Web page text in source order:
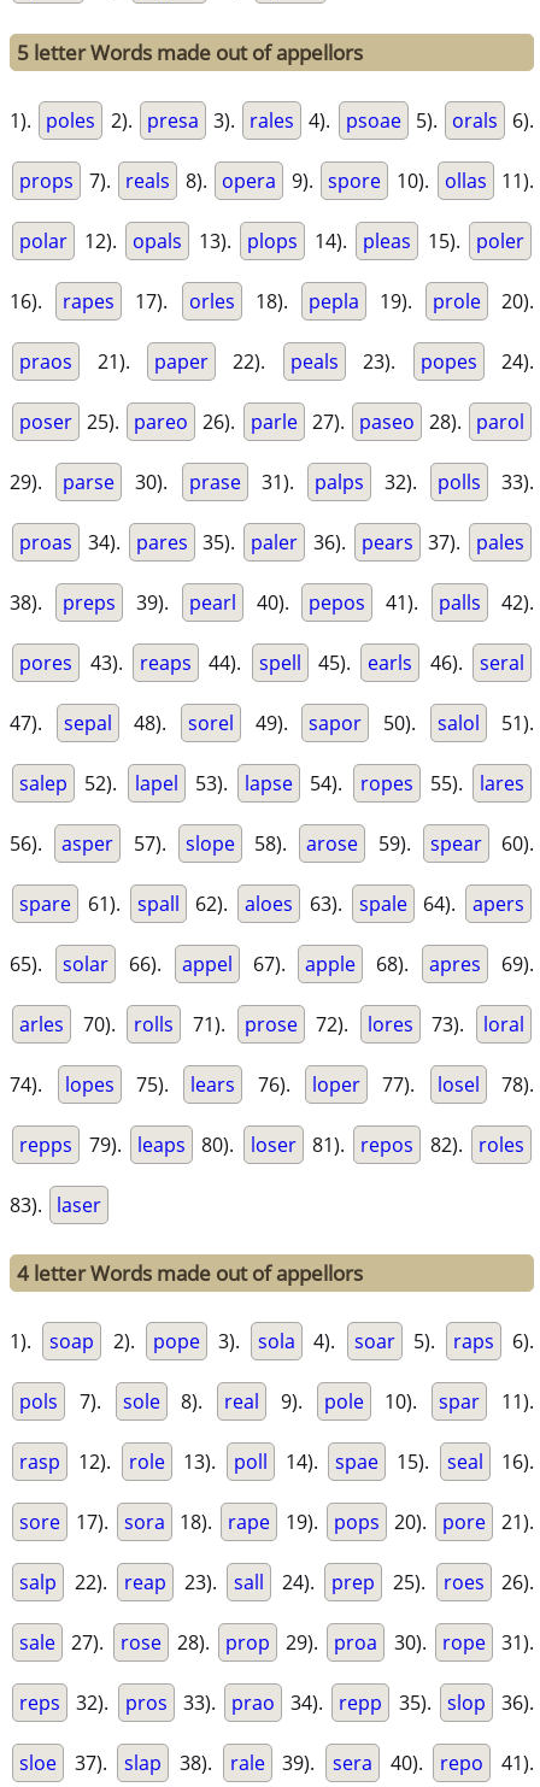
5 letter Words made out of appellors
1). poles 2). presa 3). rales 4). psoae 5). orals 6).
props 7). reals 8). opera 9). spore 10). ollas 11).
polar 12). opals 13). plops 14). pleas 15). poler
16). rapes 17). orles 18). pepla 19). prole 20).
praos 21). paper 22). peals 23). popes 24).
poser 25). pareo 26). parle 27). paseo 28). parol
29). parse 30). prase 31). palps 32). polls 33).
proas 34). pares 35). paler 36). pears 37). pales
38). preps 39). pearl 40). pepos 41). palls 42).
pores 43). reaps 44). spell 45). earls 46). seral
47). sepal 48). sorel 49). sapor 50). salol 51).
salep 52). lapel 53). lapse 54). ropes 55). lares
56). asper 57). slope 58). arose 59). spear 60).
spare 61). spall 62). aloes 63). spale 64). apers
65). solar 66). appel 67). apple 68). apres 69).
arles 70). rolls 71). prose 72). lores 73). loral
74). lopes 75). lears 76). loper 77). losel 78).
repps 79). leaps 80). loser 81). repos 82). roles
83). laser
4 letter Words made out of appellors
1). soap 2). pope 3). sola 4). soar 5). raps 6).
pols 7). sole 8). real 9). pole 10). spar 11).
rasp 12). role 13). poll 14). spae 15). seal 16).
sore 17). sora 18). rape 19). pops 20). pore 21).
salp 22). reap 23). sall 24). prep 25). roes 26).
sale 27). rose 28). prop 29). proa 30). rope 31).
reps 32). pros 33). prao 34). repp 35). slop 36).
sloe 37). slap 38). rale 39). sera 40). repo 41).